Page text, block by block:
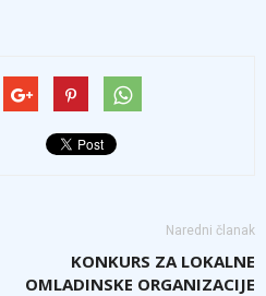
Naredni članak
KONKURS ZA LOKALNE
OMLADINSKE ORGANIZACIJE